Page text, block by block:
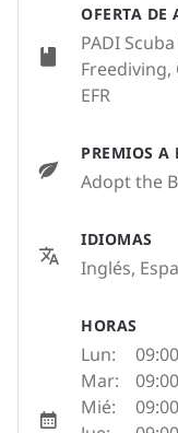
OFERTA DE
PADI
Freediving,
EFR
PREMIOS A
Adopt the
IDIOMAS
Inglés,
HORAS
Lun:
Mar:
Mié: